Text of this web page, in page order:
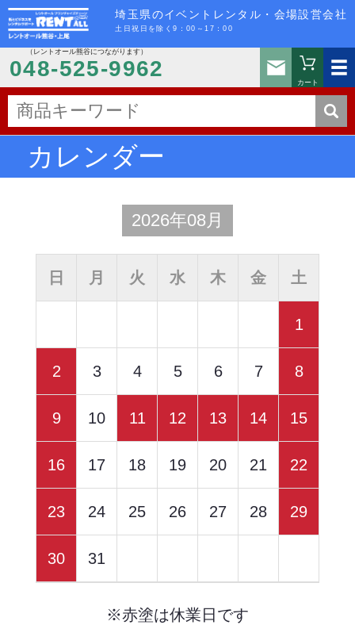
埼玉県のイベントレンタル・会場設営会社
土日祝日を除く9：00～17：00
（レントオール熊谷につながります）
048-525-9962 お問い
カート
カレンダー
2026年08月
日 月 火 水 木 金 土
1
2 3 4 5 6 7 8
9 10 11 12 13 14 15
16 17 18 19 20 21 22
23 24 25 26 27 28 29
30 31
※赤塗は休業日です